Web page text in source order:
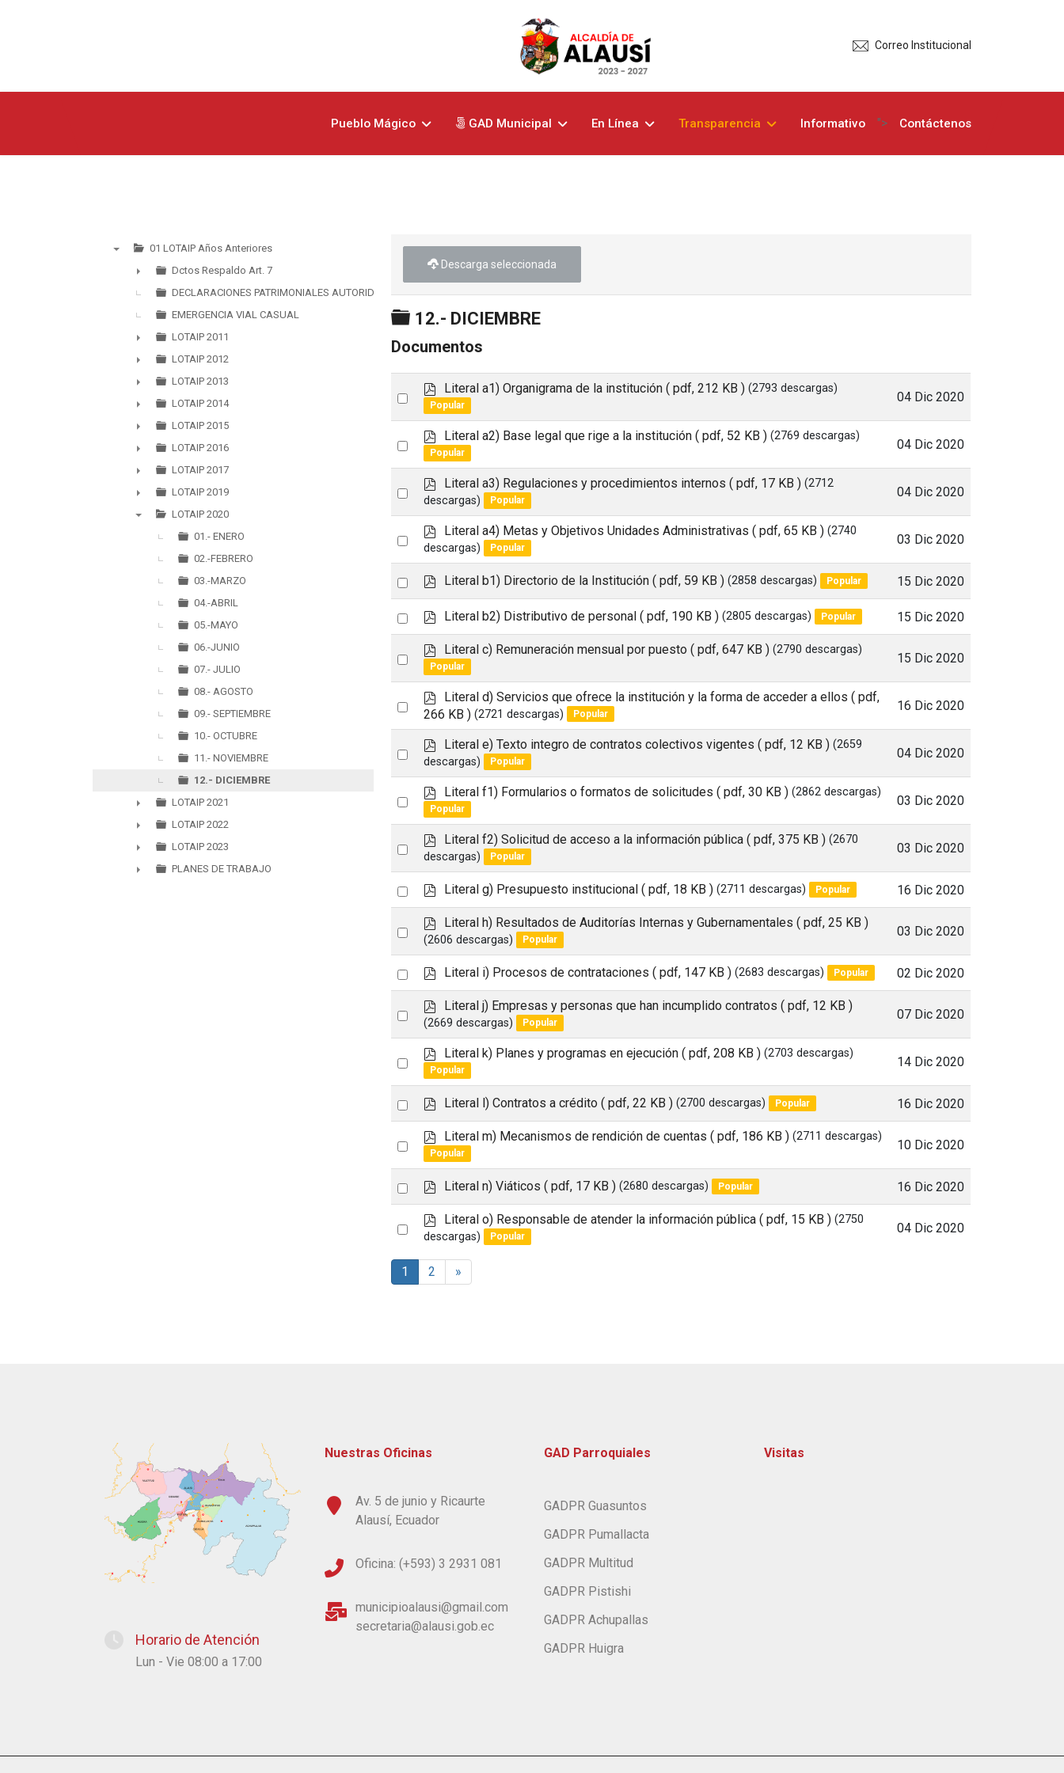
Correo Institucional
Pueblo Mágico GAD Municipal En Línea Transparencia Informativo "> Contáctenos
01 LOTAIP Años Anteriores
►
Dctos Respaldo Art. 7
DECLARACIONES PATRIMONIALES AUTORIDADES
EMERGENCIA VIAL CASUAL
►
LOTAIP 2011
►
LOTAIP 2012
►
LOTAIP 2013
►
LOTAIP 2014
►
LOTAIP 2015
►
LOTAIP 2016
►
LOTAIP 2017
►
LOTAIP 2019
LOTAIP 2020
01.- ENERO
02.-FEBRERO
03.-MARZO
04.-ABRIL
05.-MAYO
06.-JUNIO
07.- JULIO
08.- AGOSTO
09.- SEPTIEMBRE
10.- OCTUBRE
11.- NOVIEMBRE
12.- DICIEMBRE
►
LOTAIP 2021
►
LOTAIP 2022
►
LOTAIP 2023
PLANES DE TRABAJO
Descarga seleccionada
Carpeta
12.- DICIEMBRE
Documentos
Select
an
item
p
d
f
Literal a1) Organigrama de la institución ( pdf, 212 KB ) (2793 descargas)
Popular
04 Dic 2020
Select
an
item
p
d
f
Literal a2) Base legal que rige a la institución ( pdf, 52 KB ) (2769 descargas)
Popular
04 Dic 2020
Select
an
item
p
d
f
Literal a3) Regulaciones y procedimientos internos ( pdf, 17 KB ) (2712
descargas)
Popular
04 Dic 2020
Select
an
item
p
d
f
Literal a4) Metas y Objetivos Unidades Administrativas ( pdf, 65 KB ) (2740
descargas)
Popular
03 Dic 2020
Select
an
item
pLiteral b1) Directorio de la Institución ( pdf, 59 KB ) (2858 descargas) Popular 15 Dic 2020
Select
an
item
p
d
Literal b2) Distributivo de personal ( pdf, 190 KB ) (2805 descargas) Popular 15 Dic 2020
Select
an
item
p
d
f
Literal c) Remuneración mensual por puesto ( pdf, 647 KB ) (2790 descargas)
Popular
15 Dic 2020
Select
an
item
p
d
f
Literal d) Servicios que ofrece la institución y la forma de acceder a ellos ( pdf,
266 KB ) (2721 descargas) Popular
16 Dic 2020
Select
an
item
p
d
f
Literal e) Texto integro de contratos colectivos vigentes ( pdf, 12 KB ) (2659
descargas)
Popular
04 Dic 2020
Select
an
item
p
d
f
Literal f1) Formularios o formatos de solicitudes ( pdf, 30 KB ) (2862 descargas)
Popular
03 Dic 2020
Select
an
item
p
d
f
Literal f2) Solicitud de acceso a la información pública ( pdf, 375 KB ) (2670
descargas)
Popular
03 Dic 2020
Select
an
item
p
d
Literal g) Presupuesto institucional ( pdf, 18 KB ) (2711 descargas) Popular 16 Dic 2020
Select
an
item
p
d
f
Literal h) Resultados de Auditorías Internas y Gubernamentales ( pdf, 25 KB )
(2606 descargas) Popular
03 Dic 2020
Select
an
item
p
d
Literal i) Procesos de contrataciones ( pdf, 147 KB ) (2683 descargas) Popular 02 Dic 2020
Select
an
item
p
d
f
Literal j) Empresas y personas que han incumplido contratos ( pdf, 12 KB )
(2669 descargas) Popular
07 Dic 2020
Select
an
item
p
d
f
Literal k) Planes y programas en ejecución ( pdf, 208 KB ) (2703 descargas)
Popular
14 Dic 2020
Select
an
item
pLiteral l) Contratos a crédito ( pdf, 22 KB ) (2700 descargas) Popular 16 Dic 2020
Select
an
item
p
d
f
Literal m) Mecanismos de rendición de cuentas ( pdf, 186 KB ) (2711 descargas)
Popular
10 Dic 2020
Select
an
item
pLiteral n) Viáticos ( pdf, 17 KB ) (2680 descargas) Popular 16 Dic 2020
Select
item
p
d
Literal o) Responsable de atender la información pública ( pdf, 15 KB ) (2750
descargas)
Popular
04 Dic 2020
1 2 »
Horario de Atención
Lun - Vie 08:00 a 17:00
Nuestras Oficinas
Av. 5 de junio y Ricaurte
Alausí, Ecuador
Oficina: (+593) 3 2931 081
municipioalausi@gmail.com
secretaria@alausi.gob.ec
GAD Parroquiales
GADPR Guasuntos
GADPR Pumallacta
GADPR Multitud
GADPR Pistishi
GADPR Achupallas
GADPR Huigra
Visitas